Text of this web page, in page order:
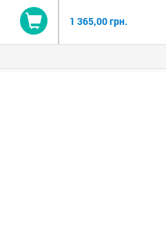
Купити
1 365,00 грн.